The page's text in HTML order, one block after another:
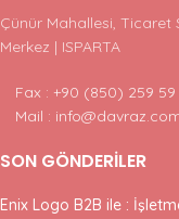
Çünür Mahallesi, Ticaret
Merkez | ISPARTA
Fax : +90 (850) 259 59
Mail :
SON GÖNDERILER
Enix Logo B2B ile :